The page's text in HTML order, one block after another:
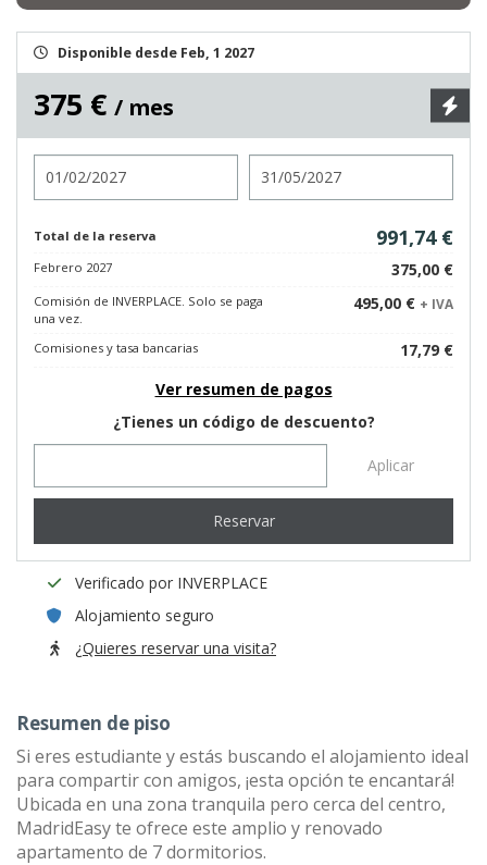
Disponible desde Feb, 1 2027
375 € / mes
Total de la reserva 991,74 €
Febrero 2027 375,00 €
Comisión de INVERPLACE. Solo se paga
una vez.
495,00 € + IVA
Comisiones y tasa bancarias
17,79 €
Ver resumen de pagos
¿Tienes un código de descuento?
Aplicar
Reservar
Verificado por INVERPLACE
Alojamiento seguro
¿Quieres reservar una visita?
Resumen de piso
Si eres estudiante y estás buscando el alojamiento ideal
para compartir con amigos, ¡esta opción te encantará!
Ubicada en una zona tranquila pero cerca del centro,
MadridEasy te ofrece este amplio y renovado
apartamento de 7 dormitorios.